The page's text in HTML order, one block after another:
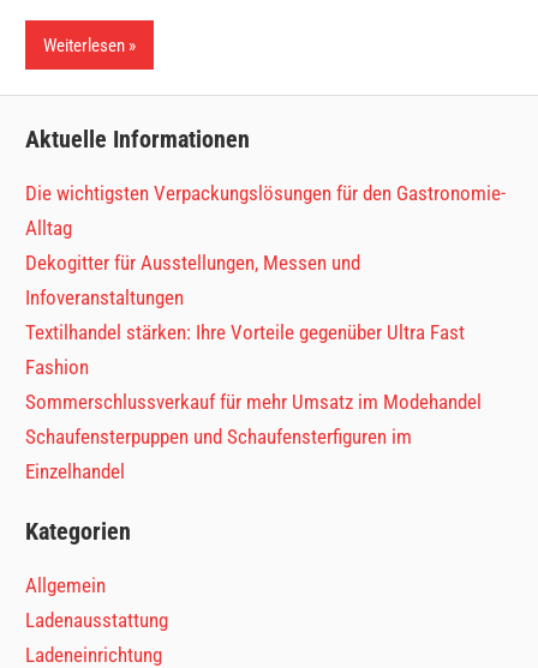
Weiterlesen
Aktuelle Informationen
Die wichtigsten Verpackungslösungen für den Gastronomie-
Alltag
Dekogitter für Ausstellungen, Messen und
Infoveranstaltungen
Textilhandel stärken: Ihre Vorteile gegenüber Ultra Fast
Fashion
Sommerschlussverkauf für mehr Umsatz im Modehandel
Schaufensterpuppen und Schaufensterfiguren im
Einzelhandel
Kategorien
Allgemein
Ladenausstattung
Ladeneinrichtung